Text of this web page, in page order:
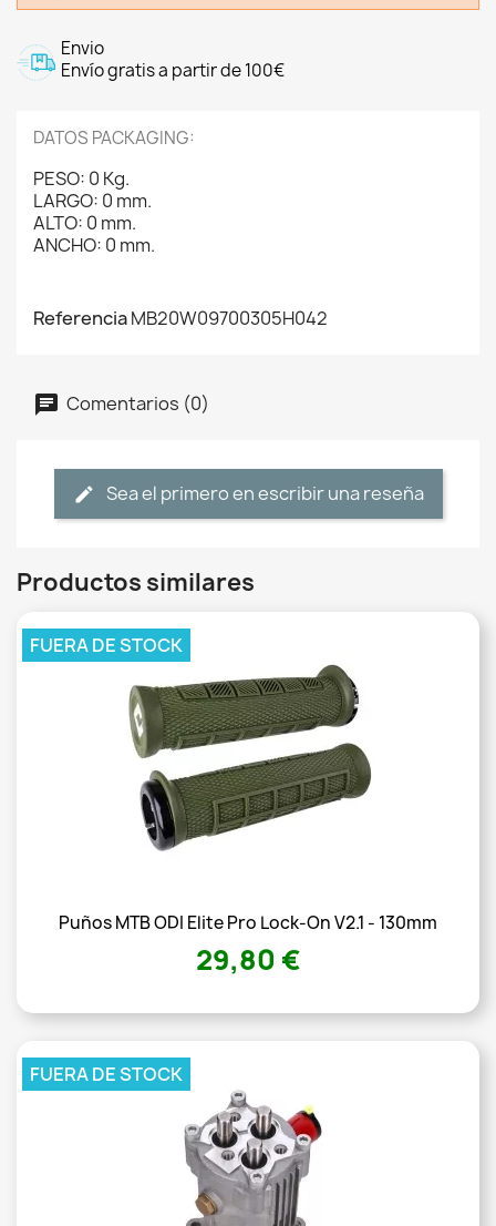
Envio
Envío gratis a partir de 100€
DATOS PACKAGING:
PESO: 0 Kg.
LARGO: 0 mm.
ALTO: 0 mm.
ANCHO: 0 mm.
ReferenciaMB20W09700305H042
Comentarios (0)
Sea el primero en escribir una reseña
Productos similares
Puños MTB ODI Elite Pro Lock-On V2.1 - 130mm
29,80 €
FUERA DE STOCK
FUERA DE STOCK